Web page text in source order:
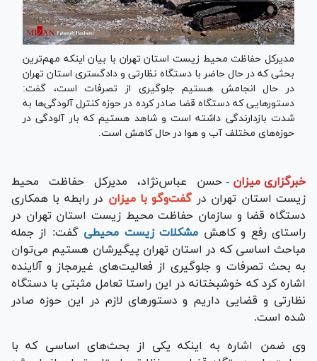
مدیرکل حفاظت محیط زیست استان تهران با بیان اینکه مهم‌ترین
بحثی که در حال حاضر با دستگاه نظارتی و دادگستری استان تهران
در حال انجامش هستیم جلوگیری از تصرفات است، گفت:
دستورهایی که دستگاه قضا صادر کرده در حوزه کنترل آلودگی‌ها به
شدت بازدارندگی داشته است و شاهد هستیم که بار آلودگی در
حوزه‌های مختلف آب و هوا در حال کاهش است.
خبرگزاری میزان - حسن عباس‌نژاد، مدیرکل حفاظت محیط
زیست استان تهران در گفت‌و‌گو با میزان در رابطه با همکاری
دستگاه قضا و سازمان حفاظت محیط زیست استان تهران در
راستای رفع و کاهش مشکلات زیست محیطی گفت: از جمله
مباحث اساسی که در استان تهران پیگیرشان هستیم می‌توان
به بحث تصرفات و جلوگیری از فعالیت‌های غیرمجاز و آلاینده
اشاره کرد که خوشبختانه در این راستا تعامل مثبتی با دستگاه
نظارتی و قضایی داریم و دستور‌های لازم در این حوزه صادر
شده است.
وی ضمن اشاره به اینکه یکی از بحث‌های اساسی که با